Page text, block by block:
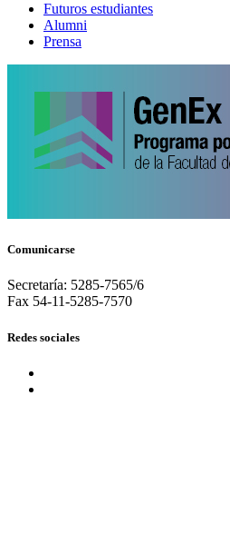
Futuros estudiantes
Alumni
Prensa
Comunicarse
Secretaría: 5285-7565/6
Fax 54-11-5285-7570
Redes sociales